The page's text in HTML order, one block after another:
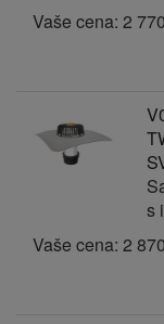
Vaše cena: 2
s
Vaše cena: 2